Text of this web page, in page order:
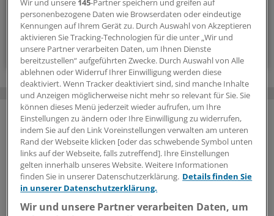
Zugriff auf allemedizinischen Berichte und
Kommentare
Voraussetzungen für den Zugang
Wir und unsere 145-Partner speichern und greifen auf
personenbezogene Daten wie Browserdaten oder eindeutige
Kennungen auf Ihrem Gerät zu. Durch Auswahl von Akzeptieren
aktivieren Sie Tracking-Technologien für die unter „Wir und
unsere Partner verarbeiten Daten, um Ihnen Dienste
bereitzustellen“ aufgeführten Zwecke. Durch Auswahl von Alle
ablehnen oder Widerruf Ihrer Einwilligung werden diese
deaktiviert. Wenn Tracker deaktiviert sind, sind manche Inhalte
und Anzeigen möglicherweise nicht mehr so relevant für Sie. Sie
können dieses Menü jederzeit wieder aufrufen, um Ihre
Einstellungen zu ändern oder Ihre Einwilligung zu widerrufen,
indem Sie auf den Link Voreinstellungen verwalten am unteren
Rand der Webseite klicken [oder das schwebende Symbol unten
links auf der Webseite, falls zutreffend]. Ihre Einstellungen
gelten innerhalb unseres Website. Weitere Informationen
finden Sie in unserer Datenschutzerklärung. Details finden Sie
in unserer Datenschutzerklärung.
Wir und unsere Partner verarbeiten Daten, um